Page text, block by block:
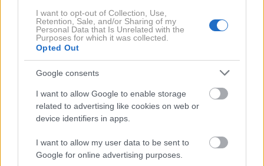
I want to opt-out of Collection, Use,
Retention, Sale, and/or Sharing of my
Personal Data that Is Unrelated with the
Purposes for which it was collected.
Opted Out
Google consents
I want to allow Google to enable storage
related to advertising like cookies on web or
device identifiers in apps.
I want to allow my user data to be sent to
Google for online advertising purposes.
»Popsicle lips«: poletni trend ustnic,
ki je videti kot sladek spomin iz
otroštva